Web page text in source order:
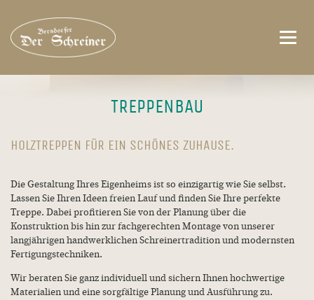
TREPPENBAU
HOLZTREPPEN FÜR EIN SCHÖNES ZUHAUSE.
Die Gestaltung Ihres Eigenheims ist so einzigartig wie Sie selbst.
Lassen Sie Ihren Ideen freien Lauf und finden Sie Ihre perfekte
Treppe. Dabei profitieren Sie von der Planung über die
Konstruktion bis hin zur fachgerechten Montage von unserer
langjährigen handwerklichen Schreinertradition und modernsten
Fertigungstechniken.
Wir beraten Sie ganz individuell und sichern Ihnen hochwertige
Materialien und eine sorgfältige Planung und Ausführung zu.